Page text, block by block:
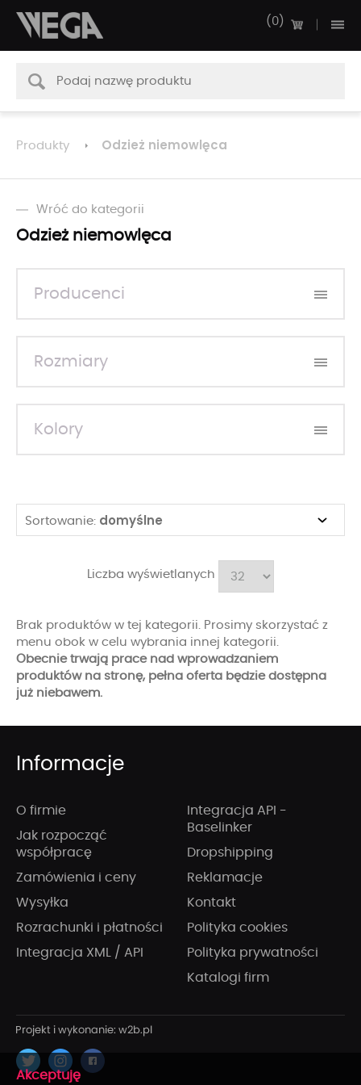
0
Produkty Odzież niemowlęca
Wróć do kategorii
Odzież niemowlęca
Producenci
Rozmiary
Kolory
Sortowanie: domyślne
Liczba wyświetlanych
Brak produktów w tej kategorii. Prosimy skorzystać z
menu obok w celu wybrania innej kategorii.
Obecnie trwają prace nad wprowadzaniem
produktów na stronę, pełna oferta będzie dostępna
już niebawem.
Informacje
O firmie
Jak rozpocząć
współpracę
Zamówienia i ceny
Wysyłka
Rozrachunki i płatności
Integracja XML / API
Integracja API -
Baselinker
Dropshipping
Reklamacje
Kontakt
Polityka cookies
Polityka prywatności
Katalogi firm
x